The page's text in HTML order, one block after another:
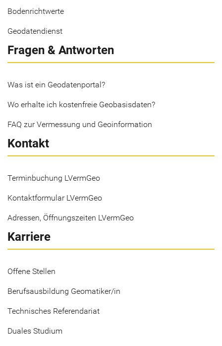
Bodenrichtwerte
Geodatendienst
Fragen & Antworten
Was ist ein Geodatenportal?
Wo erhalte ich kostenfreie Geobasisdaten?
FAQ zur Vermessung und Geoinformation
Kontakt
Terminbuchung LVermGeo
Kontaktformular LVermGeo
Adressen, Öffnungszeiten LVermGeo
Karriere
Offene Stellen
Berufsausbildung Geomatiker/in
Technisches Referendariat
Duales Studium